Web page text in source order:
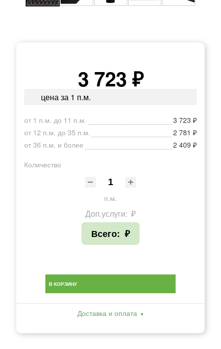
3 723 ₽
цена за 1 п.м.
от 1 п.м. до 11 п.м.
3 723 ₽
от 12 п.м. до 35 п.м.
2 781 ₽
от 36 п.м. и более
2 409 ₽
Количество
п.м.
Доп.услуги: ₽
Всего: ₽
В КОРЗИНУ
Доставка и оплата